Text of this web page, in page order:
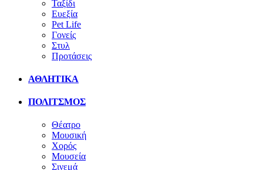
Ταξίδι
Ευεξία
Pet Life
Γονείς
Στυλ
Προτάσεις
ΑΘΛΗΤΙΚΑ
ΠΟΛΙΤΣΜΟΣ
Θέατρο
Μουσική
Χορός
Μουσεία
Σινεμά